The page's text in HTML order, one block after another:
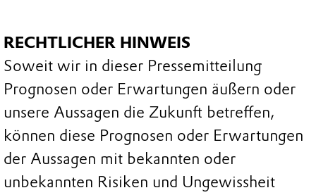
RECHTLICHER HINWEIS
Soweit wir in dieser Pressemitteilung
Prognosen oder Erwartungen äußern oder
unsere Aussagen die Zukunft betreffen,
können diese Prognosen oder Erwartungen
der Aussagen mit bekannten oder
unbekannten Risiken und Ungewissheit